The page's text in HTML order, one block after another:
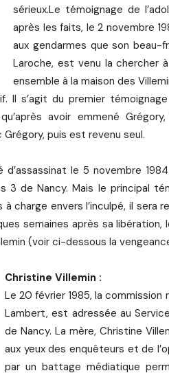
sérieux.Le témoignage de
après les faits, le 2 novembre
aux gendarmes que son beau-
Laroche, est venu la chercher
ensemble à la maison des
Il s’agit du premier
avoir emmené
puis est revenu seul.
d’assassinat le 5 novembre
3 de Nancy. Mais le principal
à charge envers l’inculpé, il sera
semaines après sa libération,
(voir ci-dessous la
Christine Villemin :
Le 20 février 1985, la commission
Lambert, est adressée au
de Nancy. La mère, Christine
aux yeux des enquêteurs et de
par un battage médiatique